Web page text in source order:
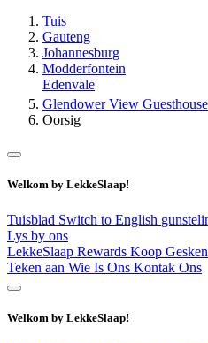
Tuis
Gauteng
Johannesburg
Modderfontein
Edenvale
Glendower View Guesthouse
Oorsig
Welkom by LekkeSlaap!
Tuisblad Switch to English
Lys by ons
LekkeSlaap Rewards Koop
Teken aan Wie Is Ons Kontak Ons
Welkom by LekkeSlaap!